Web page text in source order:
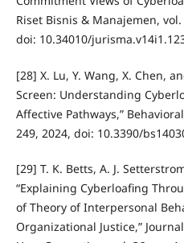
Riset Bisnis & Manajemen,
doi: 10.34010/
[28] X. Lu, Y. Wang, X. Chen,
Screen: Understanding
Affective Pathways,”
249, 2024, doi: 10.3390/
[29] T. K. Betts, A. J.
“Explaining Cyberloafing
of Theory of Interpersonal
Organizational Justice,”